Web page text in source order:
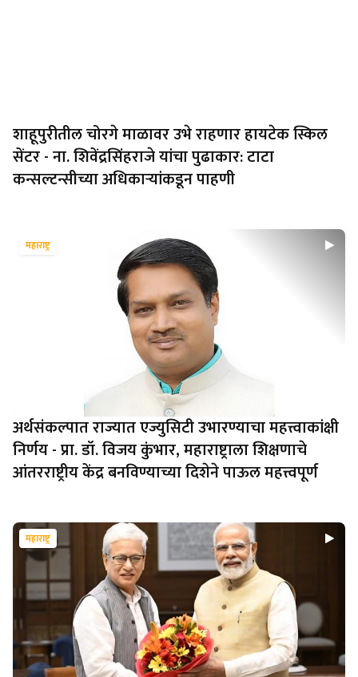
शाहूपुरीतील चोरगे माळावर उभे राहणार हायटेक स्किल
सेंटर - ना. शिवेंद्रसिंहराजे यांचा पुढाकार: टाटा
कन्सल्टन्सीच्या अधिकाऱ्यांकडून पाहणी
महाराष्ट्र
अर्थसंकल्पात राज्यात एज्युसिटी उभारण्याचा महत्त्वाकांक्षी
निर्णय - प्रा. डॉ. विजय कुंभार, महाराष्ट्राला शिक्षणाचे
आंतरराष्ट्रीय केंद्र बनविण्याच्या दिशेने पाऊल महत्त्वपूर्ण
महाराष्ट्र